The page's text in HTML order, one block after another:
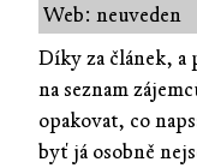
Web: neuveden
Díky za článek, a
na seznam
opakovat, co
byť já osobně